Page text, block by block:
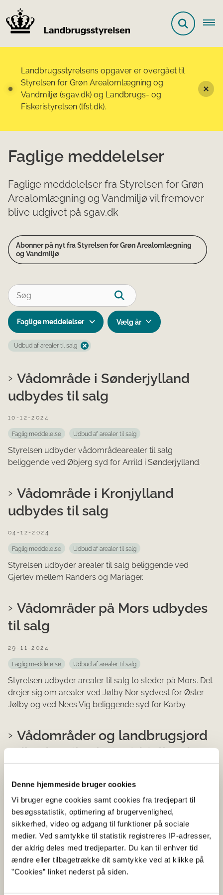
Denne hjemmeside bruger cookies
Vi bruger egne cookies samt cookies fra tredjepart til
besøgsstatistik, optimering af brugervenlighed,
sikkerhed, video og adgang til funktioner på sociale
medier. Ved samtykke til statistik registreres IP-adresser,
der aldrig deles med tredjeparter. Du kan til enhver tid
ændre eller tilbagetrække dit samtykke ved at klikke på
”Cookies” linket nederst på siden.
Landbrugsstyrelsens opgaver er overgået til
Styrelsen for Grøn Arealomlægning og
Vandmiljø (sgav.dk) og Landbrugs- og
Fiskeristyrelsen (lfst.dk).
Faglige meddelelser
Faglige meddelelser fra Styrelsen for Grøn
Arealomlægning og Vandmiljø vil fremover
blive udgivet på sgav.dk
Abonner på nyt fra Styrelsen for Grøn Arealomlægning
og Vandmiljø
Faglige meddelelser
Udbud af arealer til salg
Vådområde i Sønderjylland
udbydes til salg
10-12-2024
Faglig meddelelse Udbud af arealer til salg
Styrelsen udbyder vådområdearealer til salg
beliggende ved Øbjerg syd for Arrild i Sønderjylland.
Vådområde i Kronjylland
udbydes til salg
04-12-2024
Faglig meddelelse Udbud af arealer til salg
Styrelsen udbyder arealer til salg beliggende ved
Gjerlev mellem Randers og Mariager.
Vådområder på Mors udbydes
til salg
29-11-2024
Faglig meddelelse Udbud af arealer til salg
Styrelsen udbyder arealer til salg to steder på Mors. Det
drejer sig om arealer ved Jølby Nor sydvest for Øster
Jølby og ved Nees Vig beliggende syd for Karby.
Vådområder og landbrugsjord
udbydes til salg i Midtjylland
Faglig meddelelse Udbud af arealer til salg
Styrelsen udbyder arealer til salg 3 steder i Midt-
vestjyske. Det drejer sig om 2 vådområder samt et
ordinært landbrugsareal i omdrift. For arealerne, indgår
Vi udbyder arealer til salg i fire
vådområder på Fyn